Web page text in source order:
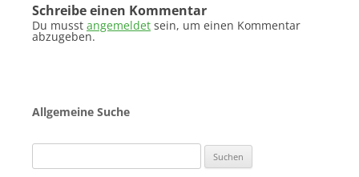
Schreibe einen Kommentar
Du musst angemeldet sein, um einen Kommentar
abzugeben.
Allgemeine Suche
nach: